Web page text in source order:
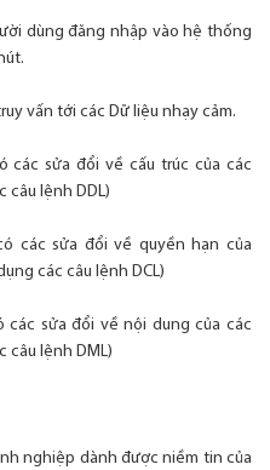
dùng đăng nhập vào hệ thống
vấn tới các Dữ liệu nhạy cảm.
các sửa đổi về cấu trúc của các
câu lệnh DDL)
các sửa đổi về quyền hạn của
các câu lệnh DCL)
các sửa đổi về nội dung của các
câu lệnh DML)
nghiệp dành được niềm tin của